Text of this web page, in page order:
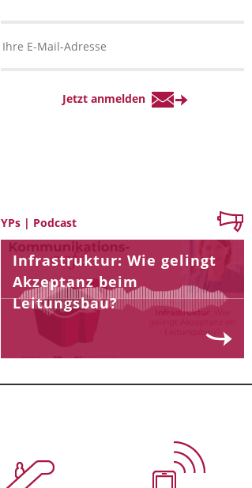
YPs | Podcast
Infrastruktur: Wie gelingt
Akzeptanz beim
Leitungsbau?